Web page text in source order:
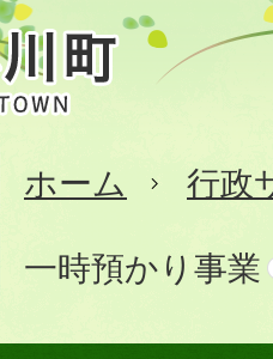
ホーム
行政
一時預かり事業